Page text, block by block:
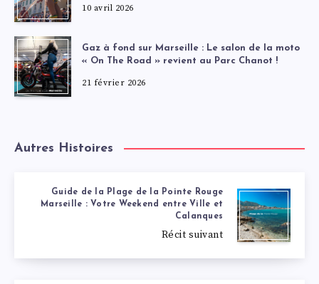
10 avril 2026
Gaz à fond sur Marseille : Le salon de la moto
« On The Road » revient au Parc Chanot !
21 février 2026
Autres Histoires
Guide de la Plage de la Pointe Rouge
Marseille : Votre Weekend entre Ville et
Calanques
Récit suivant